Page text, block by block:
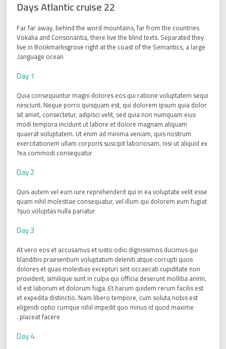
22 Days Atlantic cruise
Far far away, behind the word mountains, far from the countries
Vokalia and Consonantia, there live the blind texts. Separated they
live in Bookmarksgrove right at the coast of the Semantics, a large
language ocean.
Day 1
Quia consequuntur magni dolores eos qui ratione voluptatem sequi
nesciunt. Neque porro quisquam est, qui dolorem ipsum quia dolor
sit amet, consectetur, adipisci velit, sed quia non numquam eius
modi tempora incidunt ut labore et dolore magnam aliquam
quaerat voluptatem. Ut enim ad minima veniam, quis nostrum
exercitationem ullam corporis suscipit laboriosam, nisi ut aliquid ex
ea commodi consequatur?
Day 2
Quis autem vel eum iure reprehenderit qui in ea voluptate velit esse
quam nihil molestiae consequatur, vel illum qui dolorem eum fugiat
quo voluptas nulla pariatur?
Day 3
At vero eos et accusamus et iusto odio dignissimos ducimus qui
blanditiis praesentium voluptatum deleniti atque corrupti quos
dolores et quas molestias excepturi sint occaecati cupiditate non
provident, similique sunt in culpa qui officia deserunt mollitia animi,
id est laborum et dolorum fuga. Et harum quidem rerum facilis est
et expedita distinctio. Nam libero tempore, cum soluta nobis est
eligendi optio cumque nihil impedit quo minus id quod maxime
placeat facere .
Day 4